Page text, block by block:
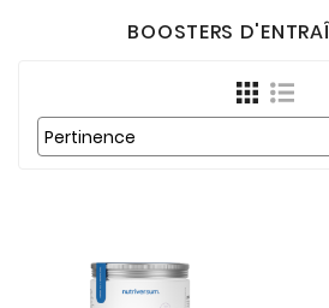
BOOSTERS
Pertinence